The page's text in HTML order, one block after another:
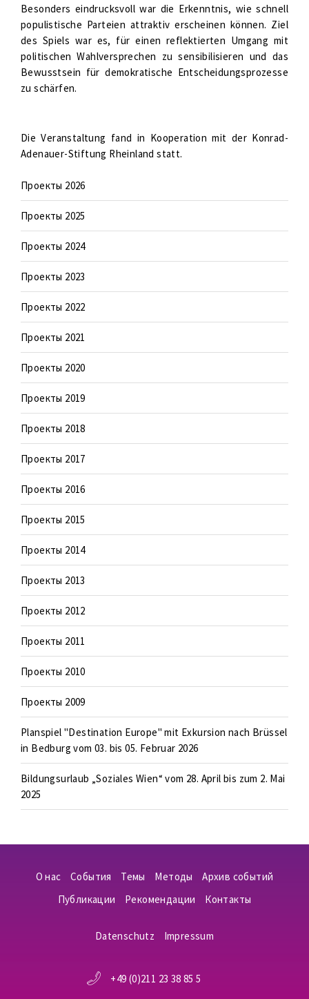
Besonders eindrucksvoll war die Erkenntnis, wie schnell
populistische Parteien attraktiv erscheinen können. Ziel
des Spiels war es, für einen reflektierten Umgang mit
politischen Wahlversprechen zu sensibilisieren und das
Bewusstsein für demokratische Entscheidungsprozesse
zu schärfen.
Die Veranstaltung fand in Kooperation mit der Konrad-
Adenauer-Stiftung Rheinland statt.
Проекты 2026
Проекты 2025
Проекты 2024
Проекты 2023
Проекты 2022
Проекты 2021
Проекты 2020
Проекты 2019
Проекты 2018
Проекты 2017
Проекты 2016
Проекты 2015
Проекты 2014
Проекты 2013
Проекты 2012
Проекты 2011
Проекты 2010
Проекты 2009
Planspiel "Destination Europe" mit Exkursion nach Brüssel
in Bedburg vom 03. bis 05. Februar 2026
Bildungsurlaub „Soziales Wien“ vom 28. April bis zum 2. Mai
2025
О нас События Темы Методы
Архив событий
Публикации
Рекомендации Контакты
Datenschutz Impressum
+49 (0)211 23 38 85 5